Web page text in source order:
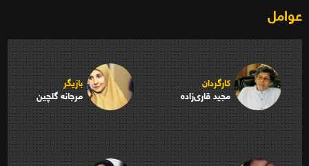
عوامل
کارگردان
مجید قاری‌زاده
بازیگر
مرجانه گلچین